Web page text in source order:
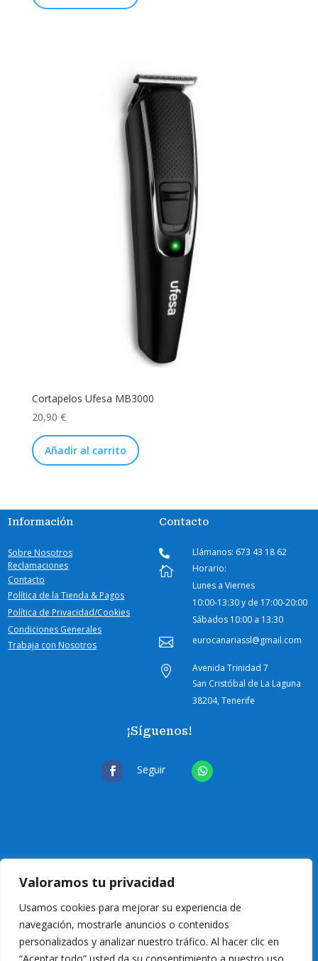
Valoramos tu privacidad
Usamos cookies para mejorar su experiencia de
navegación, mostrarle anuncios o contenidos
personalizados y analizar nuestro tráfico. Al hacer clic en
Cortapelos Ufesa MB3000
20,90 €
Añadir al carrito
Información
Sobre Nosotros
Reclamaciones
Contacto
Política de la Tienda & Pagos
Política de Privacidad/Cookies
Condiciones Generales
Trabaja con Nosotros
Contacto
 Llámanos: 673 43 18 62

Horario:
Lunes a Viernes
10:00-13:30 y de 17:00-20:00
Sábados 10:00 a 13:30
 eurocanariassl@gmail.com

Avenida Trinidad 7
San Cristóbal de La Laguna
38204, Tenerife
¡Síguenos!
Seguir